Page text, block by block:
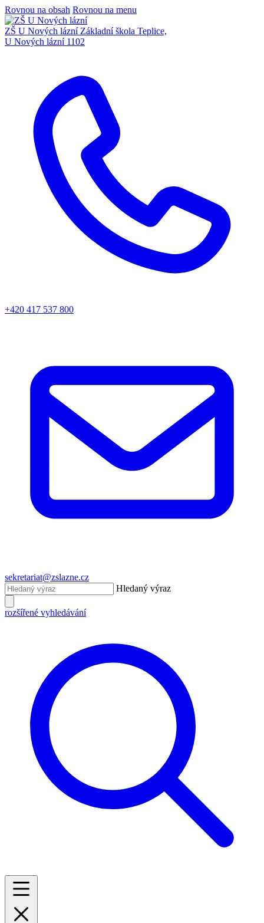
Rovnou na obsah Rovnou na menu
ZŠ U Nových lázní Základní škola Teplice,
U Nových lázní 1102
+420 417 537 800
sekretariat@zslazne.cz
Hledaný výraz
rozšířené vyhledávání